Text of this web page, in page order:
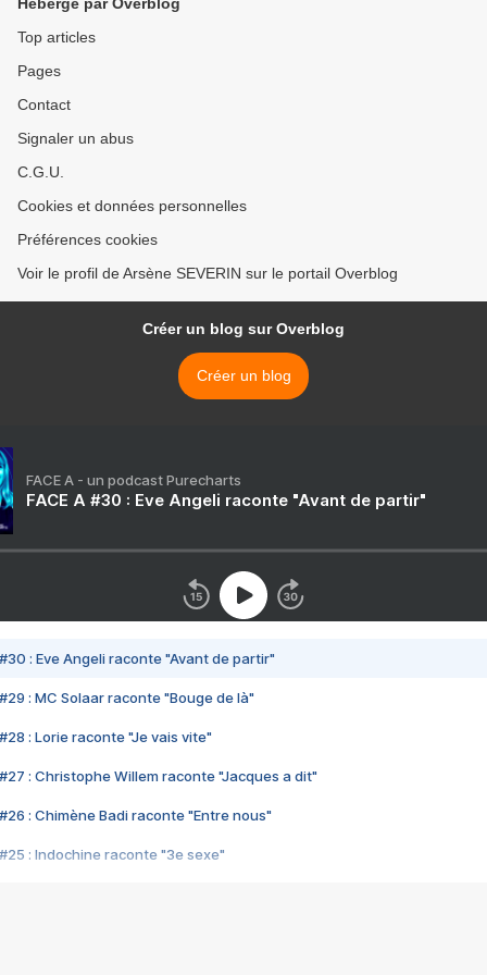
Top articles
Pages
Contact
Signaler un abus
C.G.U.
Cookies et données personnelles
Préférences cookies
Voir le profil de Arsène SEVERIN sur le portail Overblog
Créer un blog sur Overblog
Créer un blog
FACE A - un podcast Purecharts
FACE A #30 : Eve Angeli raconte "Avant de partir"
#30 : Eve Angeli raconte "Avant de partir"
#29 : MC Solaar raconte "Bouge de là"
#28 : Lorie raconte "Je vais vite"
#27 : Christophe Willem raconte "Jacques a dit"
#26 : Chimène Badi raconte "Entre nous"
#25 : Indochine raconte "3e sexe"